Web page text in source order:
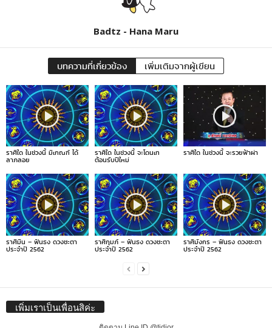
Badtz - Hana Maru
บทความที่เกี่ยวข้อง เพิ่มเติมจากผู้เขียน
ราศีใด ในช่วงนี้ มีเกณฑ์ ได้
ลาภลอย
ราศีใด ในช่วงนี้ จะโดนเท
ต้อนรับปีใหม่
ราศีใด ในช่วงนี้ จะรวยฟ้าผ่า
ราศีมีน – ฟันธง ดวงชะตา
ประจำปี 2562
ราศีกุมภ์ – ฟันธง ดวงชะตา
ประจำปี 2562
ราศีมังกร – ฟันธง ดวงชะตา
ประจำปี 2562
เพิ่มเราเป็นเพื่อนสิค่ะ